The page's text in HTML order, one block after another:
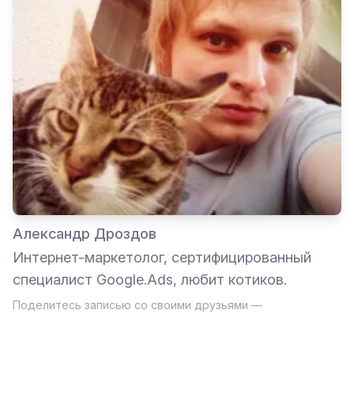
Александр Дроздов
Интернет-маркетолог, сертифицированный
специалист Google.Ads, любит котиков.
Поделитесь записью со своими друзьями —